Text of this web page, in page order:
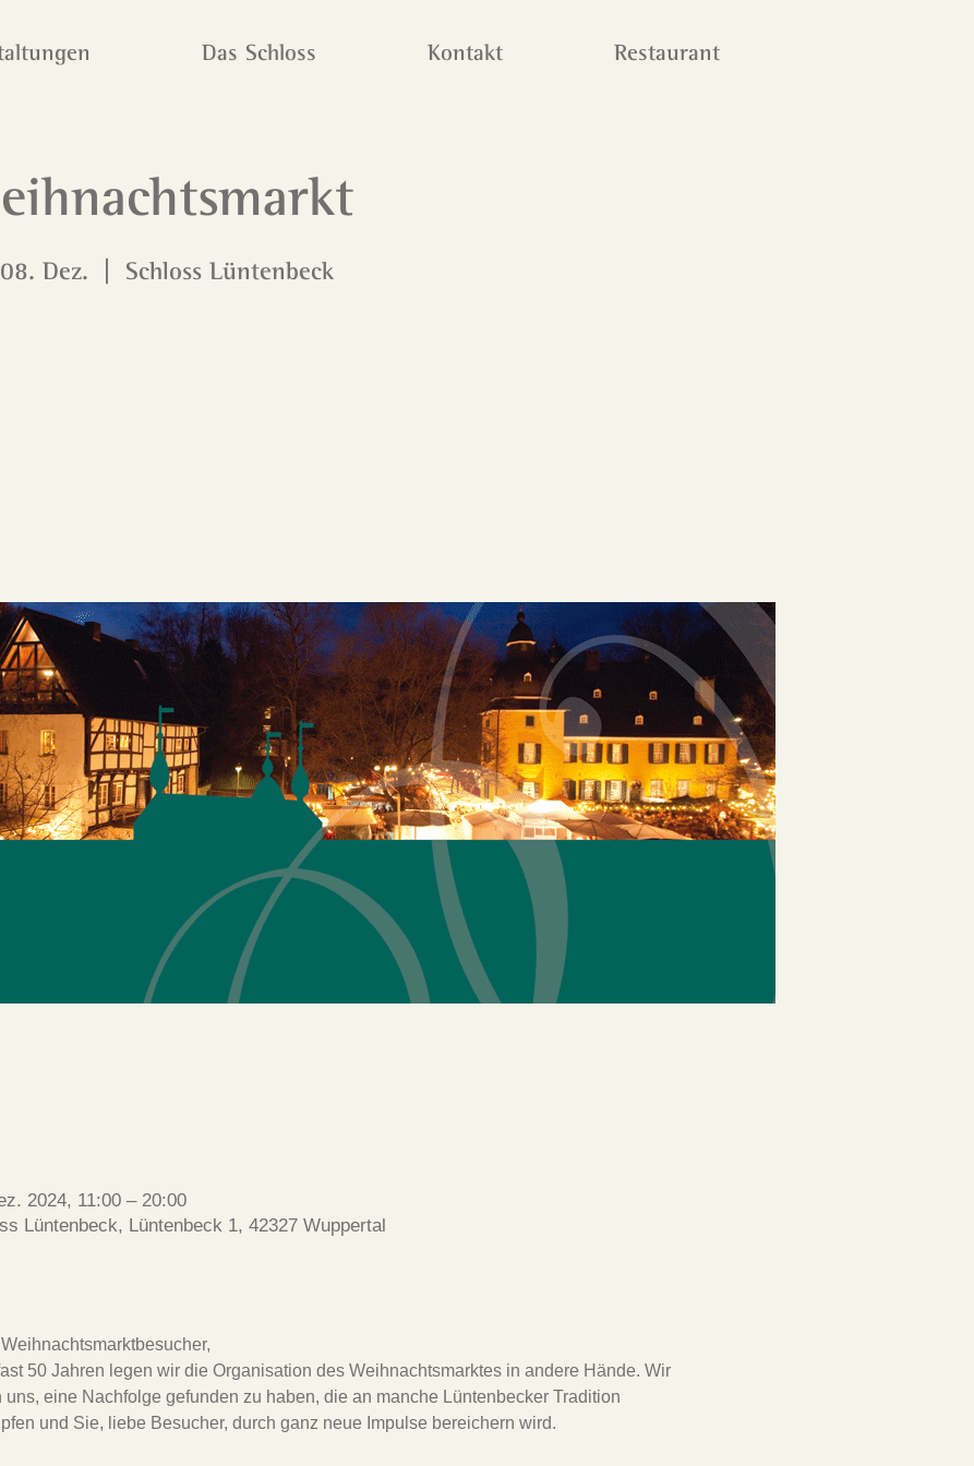
Das Schloss Kontakt Restaurant
Dez. Schloss Lüntenbeck
2024, 11:00 – 20:00
Lüntenbeck, Lüntenbeck 1, 42327 Wuppertal
50 Jahren legen wir die Organisation des Weihnachtsmarktes in andere Hände. Wir
uns, eine Nachfolge gefunden zu haben, die an manche Lüntenbecker Tradition
und Sie, liebe Besucher, durch ganz neue Impulse bereichern wird.